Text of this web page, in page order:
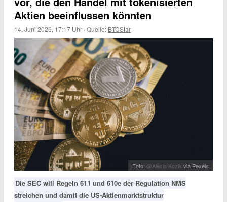
Aktien beeinflussen könnten
14. Juni 2026, 17:17 Uhr ·Quelle: BTCStar
Foto: @Alesia Kozik via Pexels
Die SEC will Regeln 611 und 610e der Regulation NMS
streichen und damit die US-Aktienmarktstruktur